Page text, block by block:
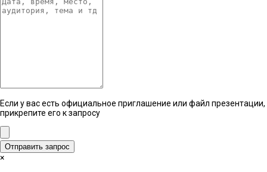
Если у вас есть официальное приглашение или файл презентации,
прикрепите его к запросу
Отправить запрос
×